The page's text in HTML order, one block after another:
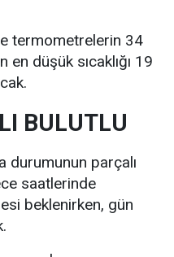
termometrelerin 34
düşük sıcaklığı 19
BULUTLU
durumunun parçalı
saatlerinde
beklenirken, gün